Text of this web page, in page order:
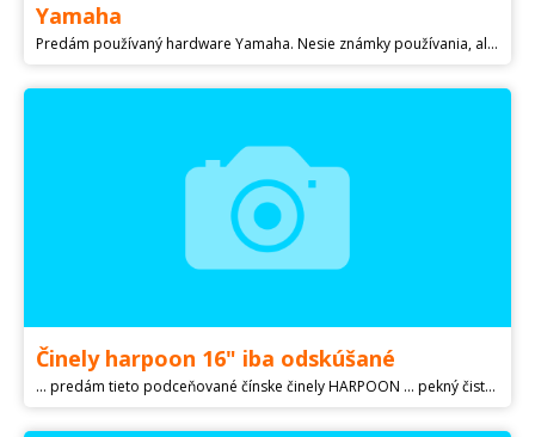
Yamaha
Predám používaný hardware Yamaha. Nesie známky používania, ale je funkčný. 2x model CS755 - 75€ za kus
Činely harpoon 16" iba odskúšané
... predám tieto podceňované čínske činely HARPOON ... pekný čistý priezračný zvuk, svoje uplatnenie určite nájdu v každom štýle .. 16"-60€/kus Ceny sú pevné, dobierka možná plus poštovné, iba volať !